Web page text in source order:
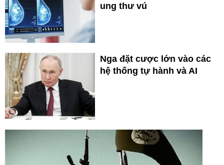
ung thư vú
Nga đặt cược lớn vào các
hệ thống tự hành và AI